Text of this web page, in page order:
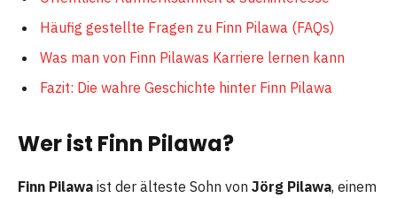
Häufig gestellte Fragen zu Finn Pilawa (FAQs)
Was man von Finn Pilawas Karriere lernen kann
Fazit: Die wahre Geschichte hinter Finn Pilawa
Wer ist Finn Pilawa?
Finn Pilawa ist der älteste Sohn von Jörg Pilawa, einem